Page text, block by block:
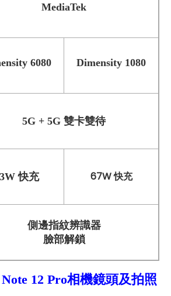
MediaTek
6080 Dimensity 1080
5G + 5G 雙卡雙待
快充 67W 快充
側邊指紋辨識器
臉部解鎖
12 Pro相機鏡頭及拍照